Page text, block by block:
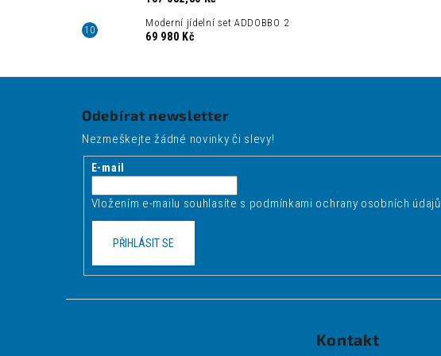
Moderní jídelní set ADDOBBO 2
69 980 Kč
Odebírat newsletter
Nezmeškejte žádné novinky či slevy!
E-mail
Vložením e-mailu souhlasíte s podmínkami ochrany osobních údajů
PŘIHLÁSIT SE
Kontakt